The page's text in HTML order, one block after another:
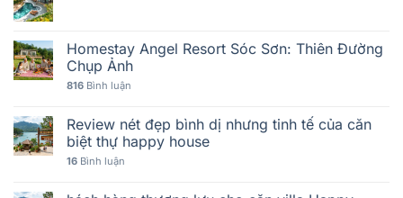
Homestay Angel Resort Sóc Sơn: Thiên Đường
Chụp Ảnh
816 Bình luận
Review nét đẹp bình dị nhưng tinh tế của căn
biệt thự happy house
16 Bình luận